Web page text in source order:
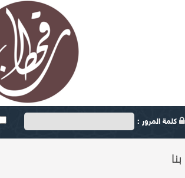
كلمة المرور :